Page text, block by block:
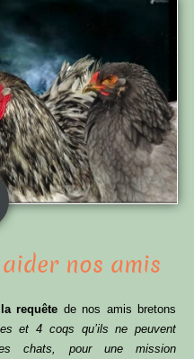
nos amis
requête de nos amis bretons
et 4 coqs qu’ils ne peuvent
chats, pour une mission